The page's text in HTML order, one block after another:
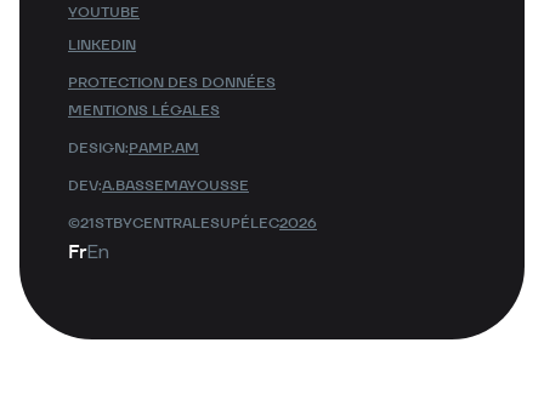
YOUTUBE
LINKEDIN
FrEn
©21STBYCENTRALESUPÉLEC2026
DESIGN:PAMP.AM
DEV:A.BASSEMAYOUSSE
PROTECTION DES DONNÉES
MENTIONS LÉGALES